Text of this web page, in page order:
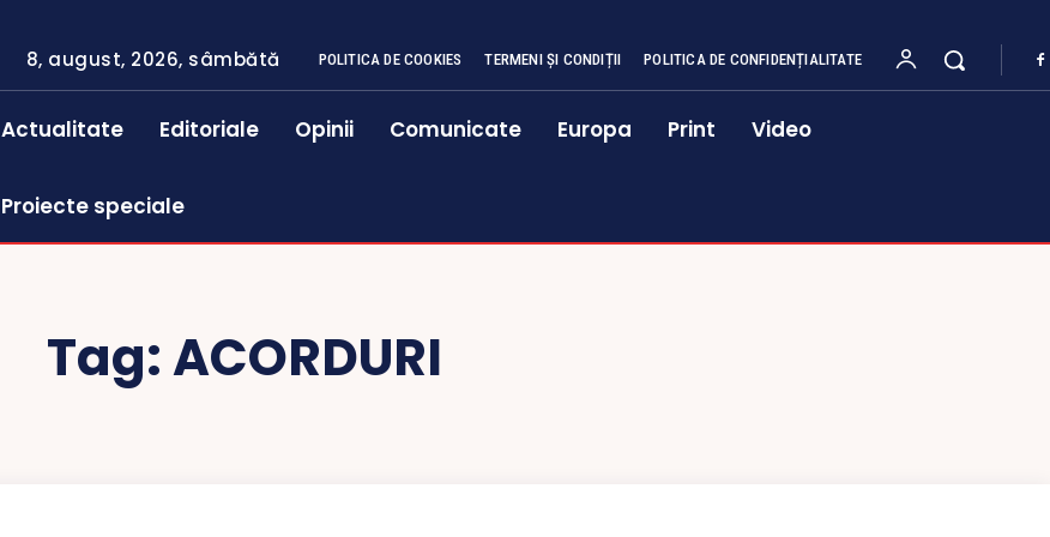
8, august, 2026, sâmbătă POLITICA DE COOKIES TERMENI ȘI CONDIȚII POLITICA DE CONFIDENȚIALITATE
Actualitate Editoriale Opinii Comunicate Europa Print Video
Proiecte speciale
Tag:ACORDURI